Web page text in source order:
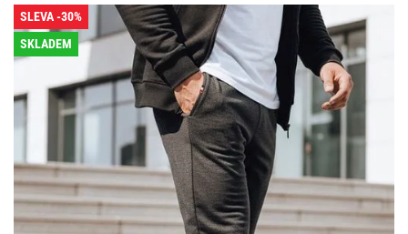
SLEVA -30%
SKLADEM